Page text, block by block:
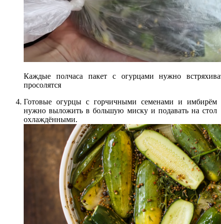
Каждые полчаса пакет с огурцами нужно
просолятся
Готовые огурцы с горчичными семенами и имбирём
нужно выложить в большую миску и подавать на стол
охлаждёнными.